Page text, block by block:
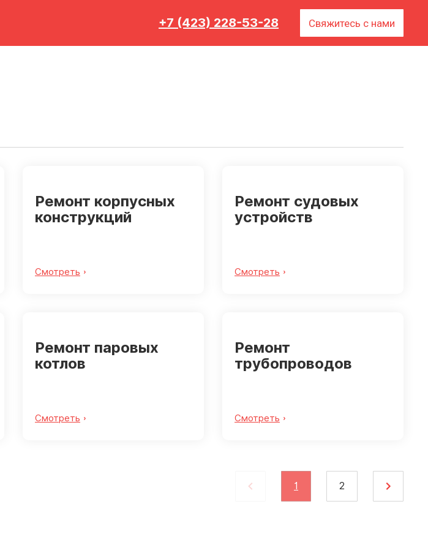
+7 (423) 228-53-28 Свяжитесь с нами
Ремонт корпусных
конструкций
Смотреть
Ремонт судовых
устройств
Смотреть
Ремонт паровых
котлов
Смотреть
Ремонт
трубопроводов
Смотреть
1 2